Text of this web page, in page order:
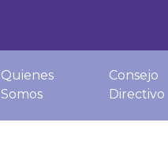
Quienes
Somos
Consejo
Directivo